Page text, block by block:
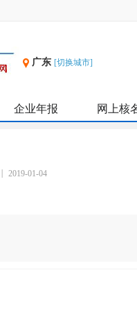
广东 [切换城市]
企业年报 网上核
2019-01-04